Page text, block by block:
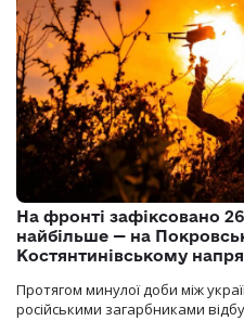
На фронті зафіксовано
найбільше — на
Костянтинівському
Протягом минулої доби між
російськими загарбниками